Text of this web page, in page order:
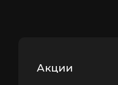
Акции